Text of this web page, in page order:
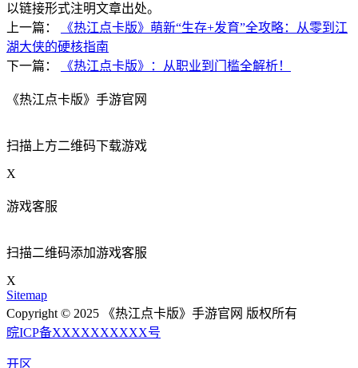
以链接形式注明文章出处。
上一篇：
《热江点卡版》萌新“生存+发育”全攻略：从零到江
湖大侠的硬核指南
下一篇：
《热江点卡版》：从职业到门槛全解析！
《热江点卡版》手游官网
扫描上方二维码下载游戏
X
游戏客服
扫描二维码添加游戏客服
X
Sitemap
Copyright © 2025 《热江点卡版》手游官网 版权所有
晥ICP备XXXXXXXXXX号
开区